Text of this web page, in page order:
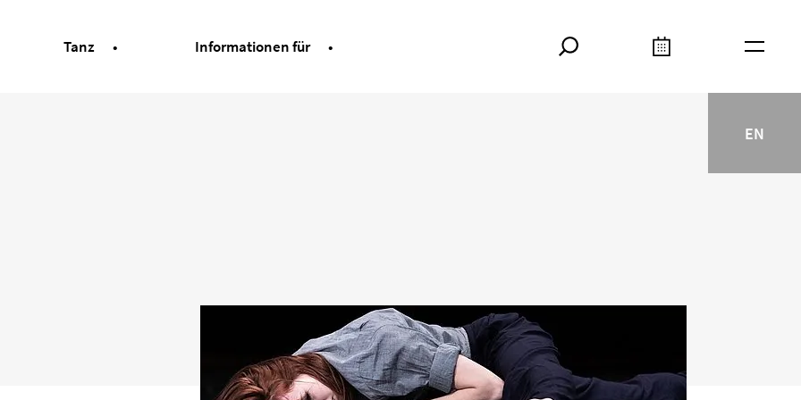
Tanz Informationen für Suche Kalender Meta
ENEnglish